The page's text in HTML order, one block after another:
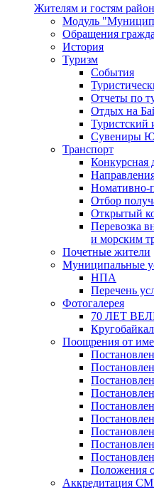
Жителям и гостям
Модуль
Обращения
История
Туризм
События
Отчеты по
Отдых на
Сувениры
Транспорт
Конкурсная
Номативно-
Отбор
Открытый
Перевозка
и морским
Почетные жители
Муниципальные
НПА
Перечень
Фотогалерея
70 ЛЕТ
Поощрения от
Положения
Аккредитация